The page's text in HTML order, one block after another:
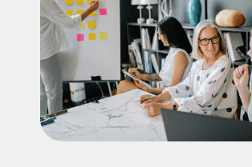
comportementales. Et c’est aussi
nos collaborateurs de créer des
formation et de les animer. 80% de
formations sont réalisées en
des pairs. Une fois encore, notre
cette force du collectif, est un
richesse.